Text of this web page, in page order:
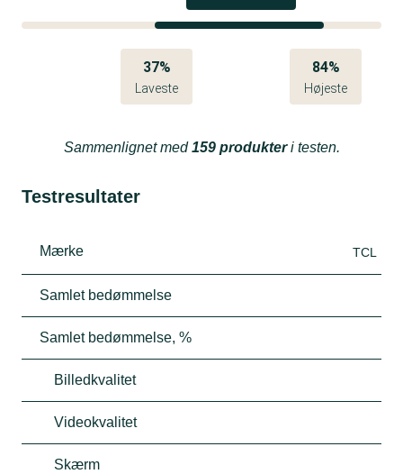
37%
Laveste
84%
Højeste
Sammenlignet med159 produkteri testen.
Testresultater
Mærke TCL
Samlet bedømmelse
Samlet bedømmelse, %
Billedkvalitet
Videokvalitet
Skærm